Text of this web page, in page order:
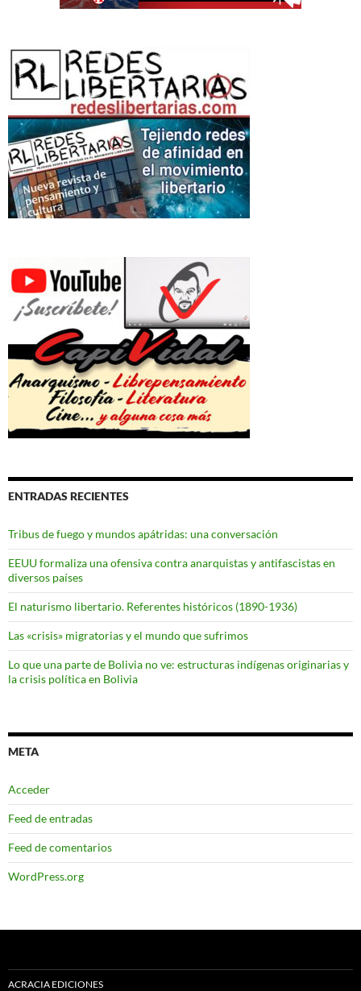
ENTRADAS RECIENTES
Tribus de fuego y mundos apátridas: una conversación
EEUU formaliza una ofensiva contra anarquistas y antifascistas en
diversos países
El naturismo libertario. Referentes históricos (1890-1936)
Las «crisis» migratorias y el mundo que sufrimos
Lo que una parte de Bolivia no ve: estructuras indígenas originarias y
la crisis política en Bolivia
META
Acceder
Feed de entradas
Feed de comentarios
WordPress.org
ACRACIA EDICIONES